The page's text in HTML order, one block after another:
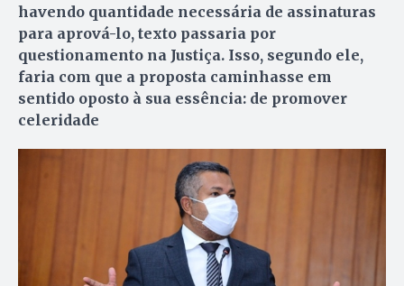
havendo quantidade necessária de assinaturas
para aprová-lo, texto passaria por
questionamento na Justiça. Isso, segundo ele,
faria com que a proposta caminhasse em
sentido oposto à sua essência: de promover
celeridade